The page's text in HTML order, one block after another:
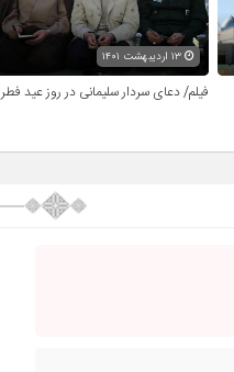
۱۳ اردیبهشت ۱۴۰۱
فیلم/ دعای سردار سلیمانی در روز عید فطر